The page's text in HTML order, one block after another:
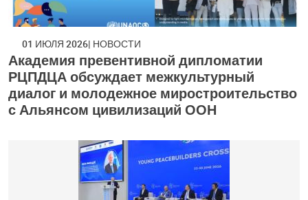
01 ИЮЛЯ 2026 НОВОСТИ
Академия превентивной дипломатии
РЦПДЦА обсуждает межкультурный
диалог и молодежное миростроительство
с Альянсом цивилизаций ООН